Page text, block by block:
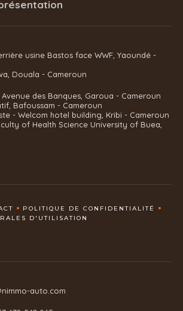
usine Bastos face WWF, Yaoundé -
Douala - Cameroun
Avenue des Banques, Garoua - Cameroun
Bafoussam - Cameroun
- Welcom hotel building, Kribi - Cameroun
of Health Science University of Buea,
POLITIQUE DE CONFIDENTIALITÉ
D'UTILISATION
auto.com